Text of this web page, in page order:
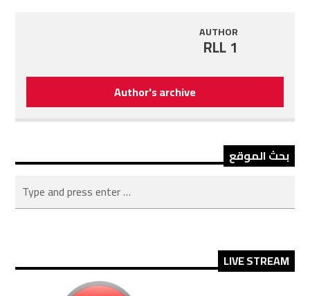
AUTHOR
RLL 1
Author's archive
بحث الموقع
LIVE STREAM